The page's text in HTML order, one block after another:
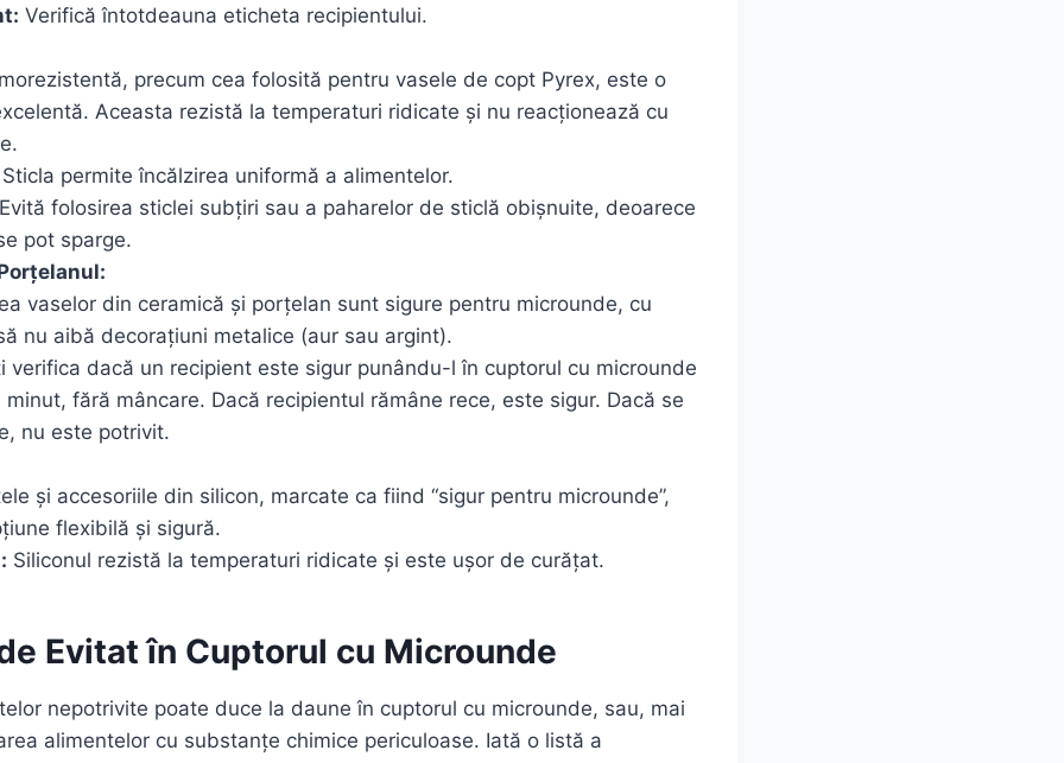
Verifică întotdeauna eticheta recipientului.
precum cea folosită pentru vasele de copt Pyrex, este o
Aceasta rezistă la temperaturi ridicate și nu reacționează cu
permite încălzirea uniformă a alimentelor.
folosirea sticlei subțiri sau a paharelor de sticlă obișnuite, deoarece
pot sparge.
vaselor din ceramică și porțelan sunt sigure pentru microunde, cu
nu aibă decorațiuni metalice (aur sau argint).
verifica dacă un recipient este sigur punându-l în cuptorul cu microunde
minut, fără mâncare. Dacă recipientul rămâne rece, este sigur. Dacă se
nu este potrivit.
și accesoriile din silicon, marcate ca fiind “sigur pentru microunde”,
flexibilă și sigură.
Siliconul rezistă la temperaturi ridicate și este ușor de curățat.
Evitat în Cuptorul cu Microunde
nepotrivite poate duce la daune în cuptorul cu microunde, sau, mai
alimentelor cu substanțe chimice periculoase. Iată o listă a